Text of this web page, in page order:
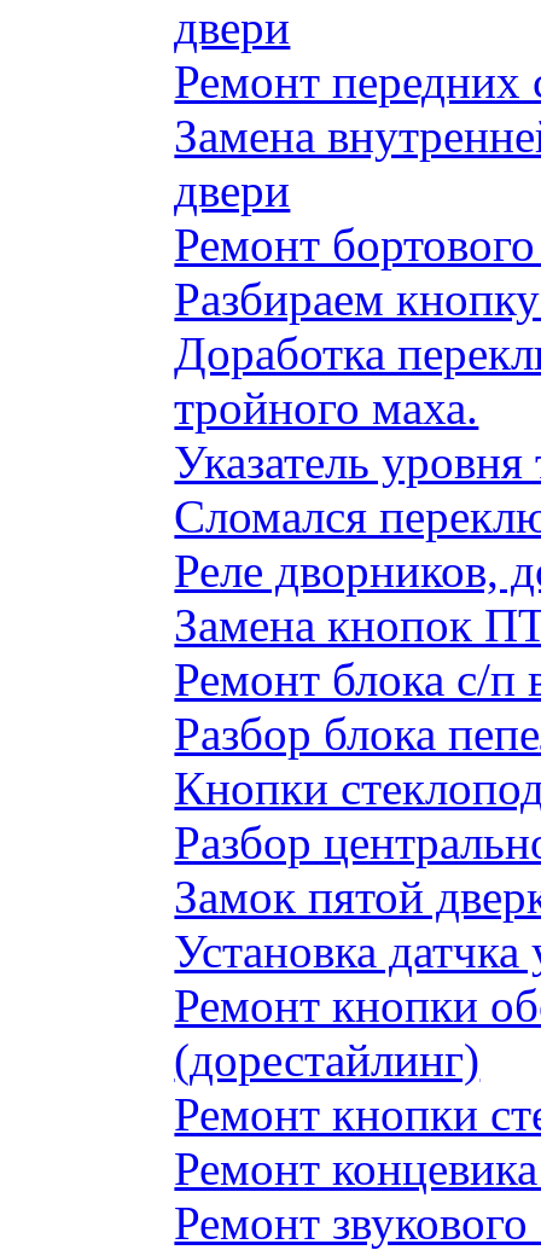
двери
Ремонт передних
Замена
двери
Ремонт
Разбираем
Доработка
тройного маха.
Указатель
Сломался
Реле дворников,
Замена кнопок
Ремонт блока с/п
Разбор блока
Кнопки
Разбор
Замок пятой
Установка
Ремонт кнопки
(дорестайлинг)
Ремонт кнопки
Ремонт
Ремонт